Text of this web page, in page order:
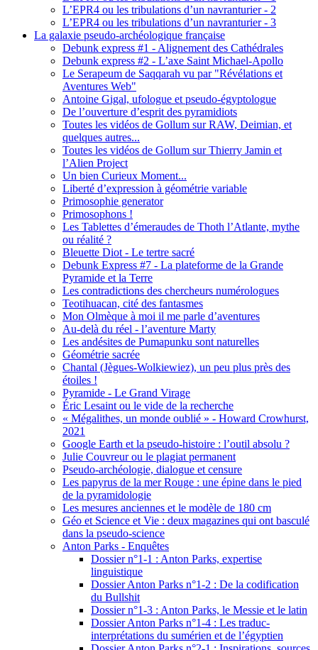
L’EPR4 ou les tribulations d’un navranturier - 2
L’EPR4 ou les tribulations d’un navranturier - 3
La galaxie pseudo-archéologique française
Debunk express #1 - Alignement des Cathédrales
Debunk express #2 - L’axe Saint Michael-Apollo
Le Serapeum de Saqqarah vu par "Révélations et
Aventures Web"
Antoine Gigal, ufologue et pseudo-égyptologue
De l’ouverture d’esprit des pyramidiots
Toutes les vidéos de Gollum sur RAW, Deimian, et
quelques autres...
Toutes les vidéos de Gollum sur Thierry Jamin et
l’Alien Project
Un bien Curieux Moment...
Liberté d’expression à géométrie variable
Primosophie generator
Primosophons !
Les Tablettes d’émeraudes de Thoth l’Atlante, mythe
ou réalité ?
Bleuette Diot - Le tertre sacré
Debunk Express #7 - La plateforme de la Grande
Pyramide et la Terre
Les contradictions des chercheurs numérologues
Teotihuacan, cité des fantasmes
Mon Olmèque à moi il me parle d’aventures
Au-delà du réel - l’aventure Marty
Les andésites de Pumapunku sont naturelles
Géométrie sacrée
Chantal (Jègues-Wolkiewiez), un peu plus près des
étoiles !
Pyramide - Le Grand Virage
Éric Lesaint ou le vide de la recherche
« Mégalithes, un monde oublié » - Howard Crowhurst,
2021
Google Earth et la pseudo-histoire : l’outil absolu ?
Julie Couvreur ou le plagiat permanent
Pseudo-archéologie, dialogue et censure
Les papyrus de la mer Rouge : une épine dans le pied
de la pyramidologie
Les mesures anciennes et le modèle de 180 cm
Géo et Science et Vie : deux magazines qui ont basculé
dans la pseudo-science
Anton Parks - Enquêtes
Dossier n°1-1 : Anton Parks, expertise
linguistique
Dossier Anton Parks n°1-2 : De la codification
du Bullshit
Dossier n°1-3 : Anton Parks, le Messie et le latin
Dossier Anton Parks n°1-4 : Les traduc-
interprétations du sumérien et de l’égyptien